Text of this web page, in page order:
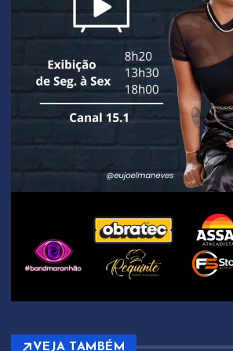
VEJA TAMBÉM